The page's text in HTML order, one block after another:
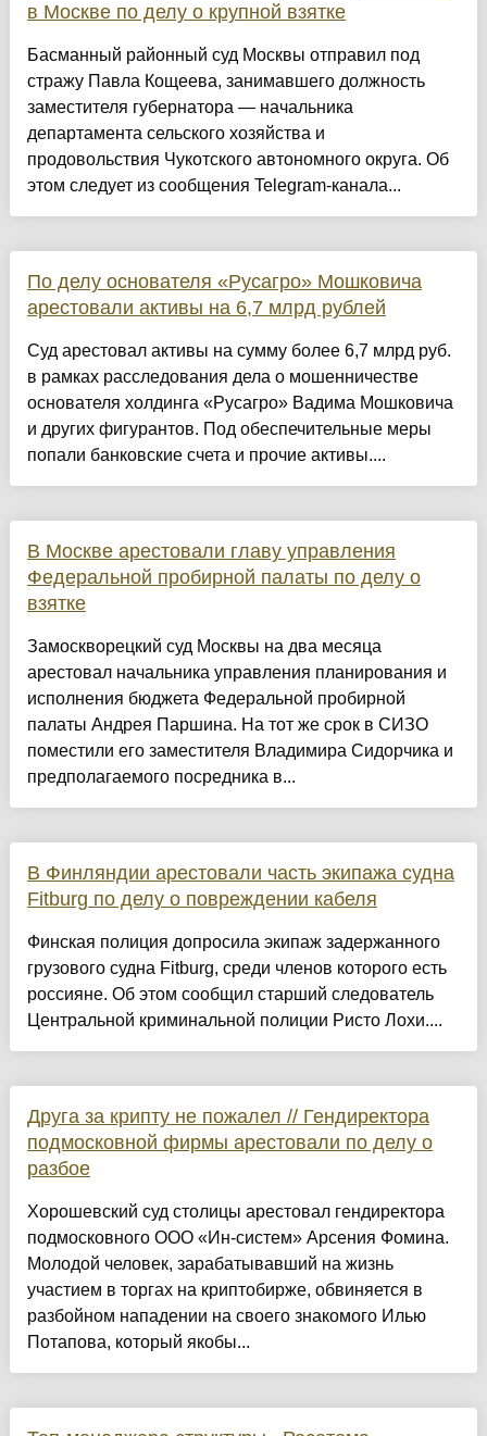
в Москве по делу о крупной взятке
Басманный районный суд Москвы отправил под
стражу Павла Кощеева, занимавшего должность
заместителя губернатора — начальника
департамента сельского хозяйства и
продовольствия Чукотского автономного округа. Об
этом следует из сообщения Telegram-канала...
По делу основателя «Русагро» Мошковича
арестовали активы на 6,7 млрд рублей
Суд арестовал активы на сумму более 6,7 млрд руб.
в рамках расследования дела о мошенничестве
основателя холдинга «Русагро» Вадима Мошковича
и других фигурантов. Под обеспечительные меры
попали банковские счета и прочие активы....
В Москве арестовали главу управления
Федеральной пробирной палаты по делу о
взятке
Замоскворецкий суд Москвы на два месяца
арестовал начальника управления планирования и
исполнения бюджета Федеральной пробирной
палаты Андрея Паршина. На тот же срок в СИЗО
поместили его заместителя Владимира Сидорчика и
предполагаемого посредника в...
В Финляндии арестовали часть экипажа судна
Fitburg по делу о повреждении кабеля
Финская полиция допросила экипаж задержанного
грузового судна Fitburg, среди членов которого есть
россияне. Об этом сообщил старший следователь
Центральной криминальной полиции Ристо Лохи....
Друга за крипту не пожалел // Гендиректора
подмосковной фирмы арестовали по делу о
разбое
Хорошевский суд столицы арестовал гендиректора
подмосковного ООО «Ин-систем» Арсения Фомина.
Молодой человек, зарабатывавший на жизнь
участием в торгах на криптобирже, обвиняется в
разбойном нападении на своего знакомого Илью
Потапова, который якобы...